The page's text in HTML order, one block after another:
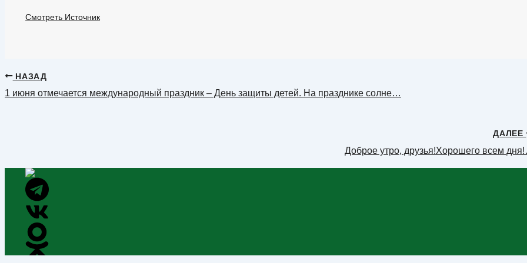
Смотреть Источник
НАЗАД
1 июня отмечается международный праздник – День защиты детей. На празднике солне…
ДАЛЕЕ
Доброе утро, друзья!Хорошего всем